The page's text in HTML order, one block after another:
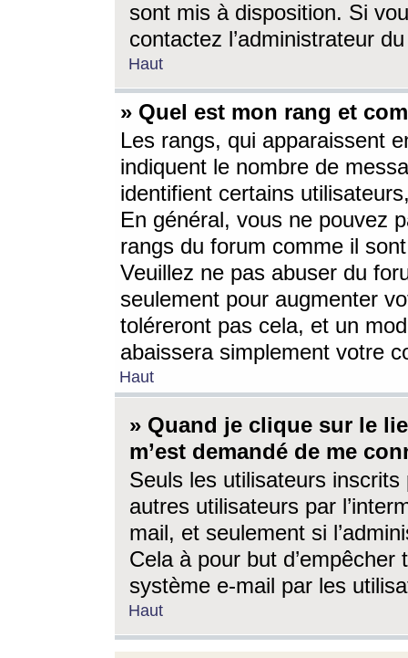
sont mis à disposition. Si
contactez l’administrateur
Haut
» Quel est mon rang et
Les rangs, qui apparaissent
indiquent le nombre de
identifient certains
En général, vous ne pouvez
rangs du forum comme il
Veuillez ne pas abuser du
seulement pour augmenter
toléreront pas cela, et un
abaissera simplement votre
Haut
» Quand je clique sur le
m’est demandé de me
Seuls les utilisateurs
autres utilisateurs par
mail, et seulement si
Cela à pour but
système e-mail par les
Haut